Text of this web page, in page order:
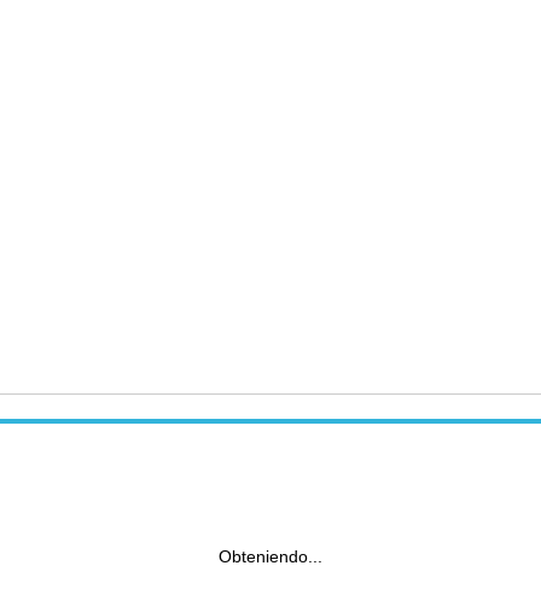
Obteniendo...